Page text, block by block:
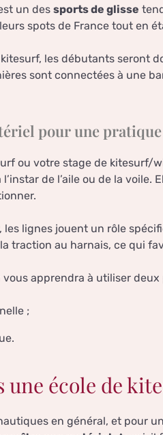
un des sports de glisse
spots de France tout en
les débutants seront
sont connectées à une
pour une
ou votre stage de kitesurf/
de l’aile ou de la voile.
lignes jouent un rôle
traction au harnais, ce qui
vous apprendra à utiliser deux
;
une école de
en général, et pour